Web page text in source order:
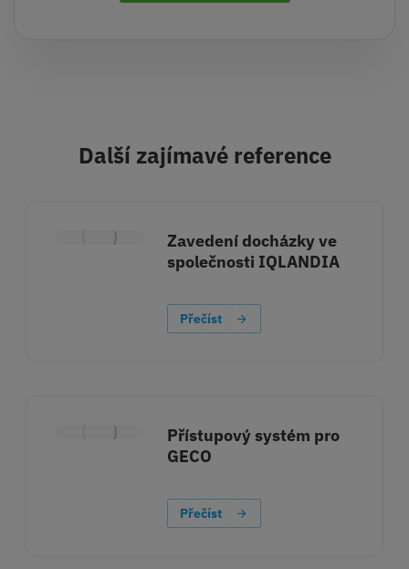
Další zajímavé reference​
Zavedení docházky ve
společnosti IQLANDIA
Přečíst
Přístupový systém pro
GECO
Přečíst